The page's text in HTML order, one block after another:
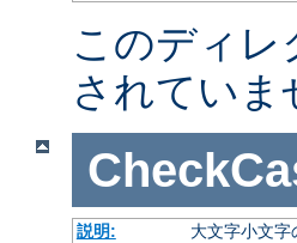
このディレ
されていま
説明:
大文字小文字